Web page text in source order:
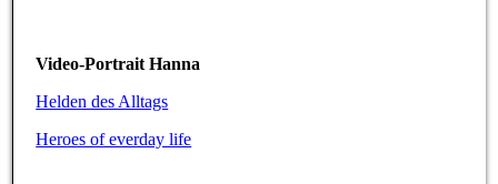
Video-Portrait Hanna
Helden des Alltags
Heroes of everday life